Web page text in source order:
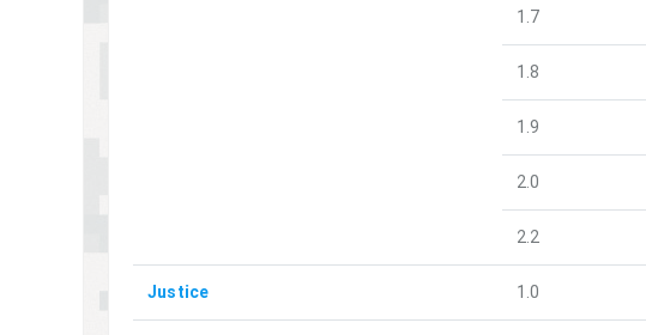
1.7
1.8
1.9
2.0
2.2
Justice 1.0